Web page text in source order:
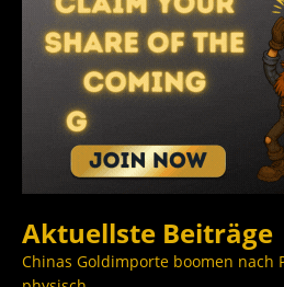
Aktuellste Beiträge
Chinas Goldimporte boomen nach